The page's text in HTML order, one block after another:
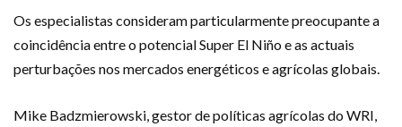
Os especialistas consideram particularmente preocupante a
coincidência entre o potencial Super El Niño e as actuais
perturbações nos mercados energéticos e agrícolas globais.
Mike Badzmierowski, gestor de políticas agrícolas do WRI,